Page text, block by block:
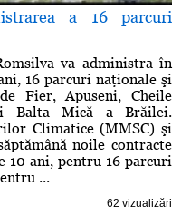
a 16 parcuri
va administra în
16 parcuri naţionale şi
Fier, Apuseni, Cheile
Balta Mică a Brăilei.
Climatice (MMSC) şi
noile contracte
10 ani, pentru 16 parcuri
...
62 vizualizări